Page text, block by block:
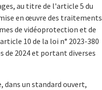
au titre de l'article 5 du
en œuvre des traitements
de vidéoprotection et de
10 de la loi n° 2023-380
de 2024 et portant diverses
dans un standard ouvert,